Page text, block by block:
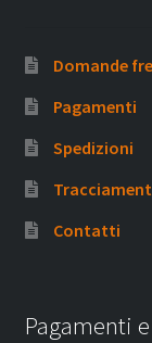
Domande
Pagamenti
Spedizioni
Contatti
Pagamenti